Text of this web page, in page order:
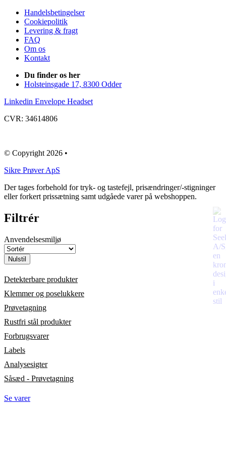
Handelsbetingelser
Cookiepolitik
Levering & fragt
FAQ
Om os
Kontakt
Du finder os her
Holsteinsgade 17, 8300 Odder
Linkedin Envelope Headset
CVR: 34614806
© Copyright 2026 •
​Sikre Prøver ApS
Der tages forbehold for tryk- og tastefejl, prisændringer/-stigninger
eller forkert prissætning samt udgåede varer på webshoppen.
Filtrér
Anvendelsesmiljø
Nulstil
Detekterbare produkter
Klemmer og poselukkere
Prøvetagning
Rustfri stål produkter
Forbrugsvarer
Labels
Analysesigter
Såsæd - Prøvetagning
Se varer